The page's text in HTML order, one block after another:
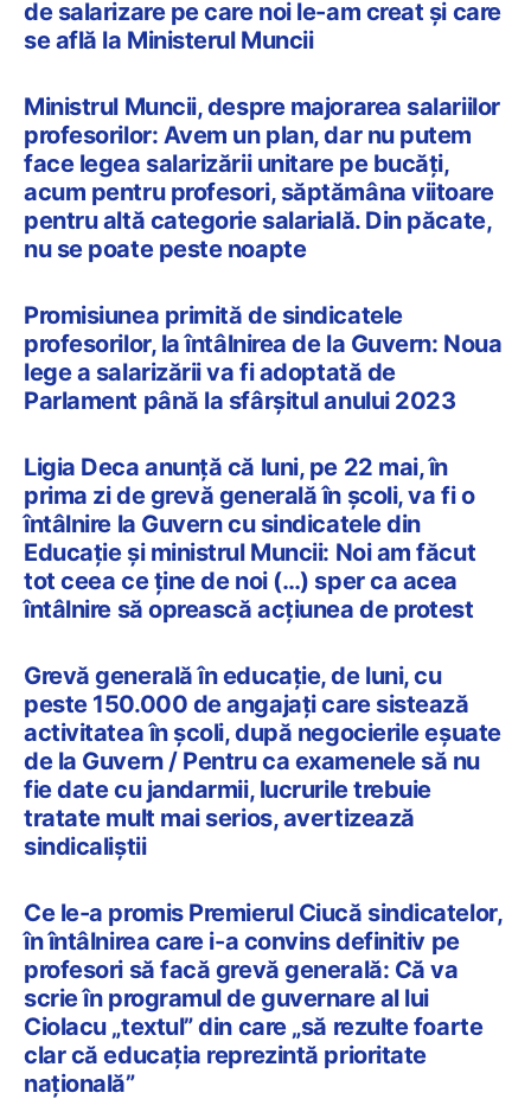
de salarizare pe care noi le-am creat și care
se află la Ministerul Muncii
Ministrul Muncii, despre majorarea salariilor
profesorilor: Avem un plan, dar nu putem
face legea salarizării unitare pe bucăţi,
acum pentru profesori, săptămâna viitoare
pentru altă categorie salarială. Din păcate,
nu se poate peste noapte
Promisiunea primită de sindicatele
profesorilor, la întâlnirea de la Guvern: Noua
lege a salarizării va fi adoptată de
Parlament până la sfârșitul anului 2023
Ligia Deca anunță că luni, pe 22 mai, în
prima zi de grevă generală în școli, va fi o
întâlnire la Guvern cu sindicatele din
Educație și ministrul Muncii: Noi am făcut
tot ceea ce ține de noi (…) sper ca acea
întâlnire să oprească acțiunea de protest
Grevă generală în educație, de luni, cu
peste 150.000 de angajați care sistează
activitatea în școli, după negocierile eșuate
de la Guvern / Pentru ca examenele să nu
fie date cu jandarmii, lucrurile trebuie
tratate mult mai serios, avertizează
sindicaliștii
Ce le-a promis Premierul Ciucă sindicatelor,
în întâlnirea care i-a convins definitiv pe
profesori să facă grevă generală: Că va
scrie în programul de guvernare al lui
Ciolacu „textul” din care „să rezulte foarte
clar că educația reprezintă prioritate
națională”